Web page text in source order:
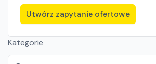
Utwórz zapytanie ofertowe
Kategorie